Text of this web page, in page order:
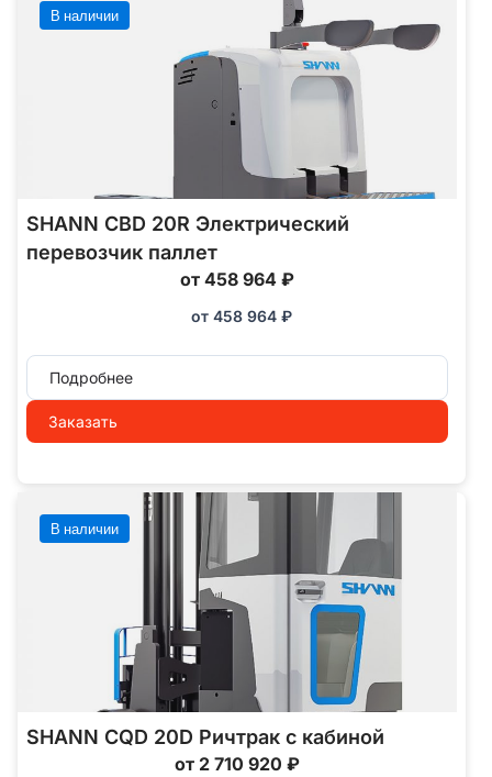
В наличии
SHANN CBD 20R Электрический
перевозчик паллет
от 458 964 ₽
от 458 964 ₽
Подробнее
Заказать
В наличии
SHANN CQD 20D Ричтрак с кабиной
от 2 710 920 ₽